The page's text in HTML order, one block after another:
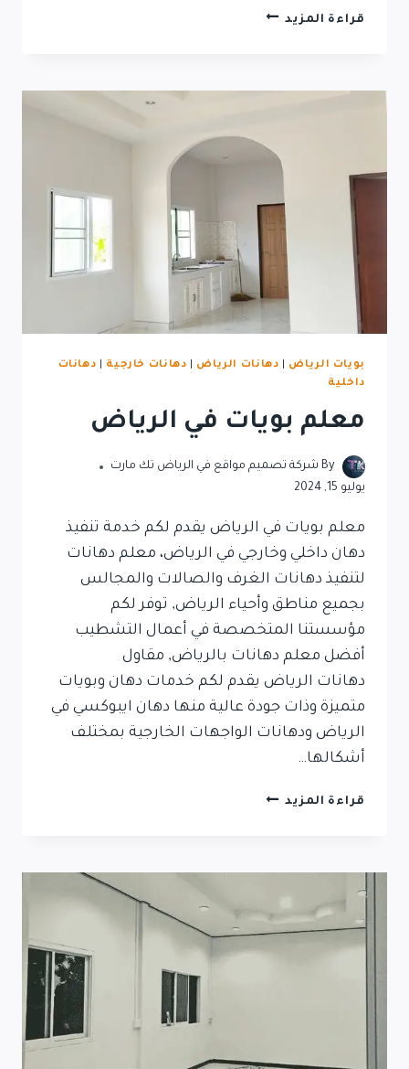
قراءة المزيد
بويات الرياض دهانات الرياض دهانات خارجية
دهانات
داخلية
معلم بويات في الرياض
By شركة تصميم مواقع في الرياض تك مارت
يوليو 15, 2024
معلم بويات في الرياض يقدم لكم خدمة تنفيذ
دهان داخلي وخارجي في الرياض، معلم دهانات
لتنفيذ دهانات الغرف والصالات والمجالس
بجميع مناطق وأحياء الرياض, توفر لكم
مؤسستنا المتخصصة في أعمال التشطيب
أفضل معلم دهانات بالرياض, مقاول
دهانات الرياض يقدم لكم خدمات دهان وبويات
متميزة وذات جودة عالية منها دهان ايبوكسي في
الرياض ودهانات الواجهات الخارجية بمختلف
أشكالها…
قراءة المزيد